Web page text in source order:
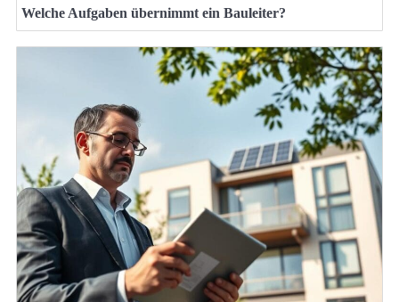
Welche Aufgaben übernimmt ein Bauleiter?